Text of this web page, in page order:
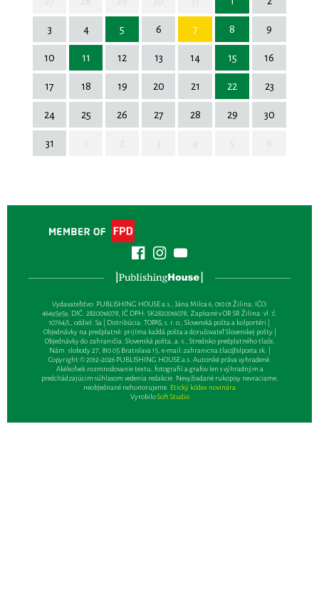
3 4 5 6 7 8 9
10 11 12 13 14 15 16
17 18 19 20 21 22 23
24 25 26 27 28 29 30
31
Vydavateľsťvo: PUBLISHING HOUSE a.s., Jána Milca 6, 010 01 Žilina, IČO:
46495959, DIČ: 2820016078, IČ DPH: SK2820016078, Zapísané v OR SR Žilina: vl. č.
10764/L, oddiel: Sa | Distribúcia: TOPAS, s. r. o., Slovenská pošta a kolportéri |
Objednávky na predplatné: prijíma každá pošta a doručovateľ Slovenskej pošty |
Objednávky do zahraničia: Slovenská pošta, a. s., Stredisko predplatného tlače,
Nám. slobody 27, 810 05 Bratislava 15, e-mail:zahranicna.tlac@slposta.sk. |
Copyright © 2012-2026 PUBLISHING HOUSE a.s. Autorské práva vyhradené.
Akékoľvek rozmnožovanie textu, fotografií a grafov len s výhradným a
predchádzajúcim súhlasom vedenia redakcie. Nevyžiadané rukopisy nevraciame,
neobjednané nehonorujeme. Etický kódex novinára
VyrobiloSoft Studio